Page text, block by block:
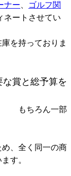
ナー
ゴルフ関
ネートさせてい
を持っておりま
な賞と総予算を
部
、全く同一の商
す。